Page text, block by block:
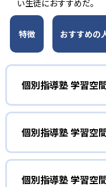
い生徒におすすめだ。
特徴 おすすめの
個別指導塾 学習空
01
巡
個別指導塾学習空間
導」だ。巡回指導と
がつまずいていない
り、ヒントを出した
個別指導塾 学習空
学習に取り組
個別指導塾 学習空